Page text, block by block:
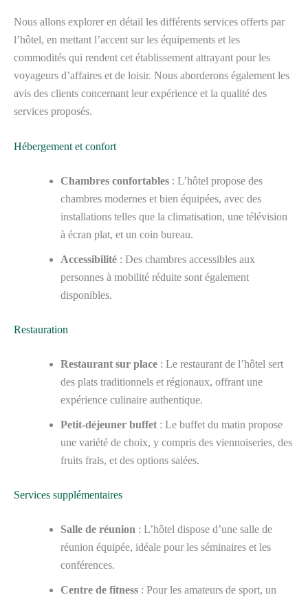
Nous allons explorer en détail les différents services offerts par
l’hôtel, en mettant l’accent sur les équipements et les
commodités qui rendent cet établissement attrayant pour les
voyageurs d’affaires et de loisir. Nous aborderons également les
avis des clients concernant leur expérience et la qualité des
services proposés.
Hébergement et confort
Chambres confortables : L’hôtel propose des
chambres modernes et bien équipées, avec des
installations telles que la climatisation, une télévision
à écran plat, et un coin bureau.
Accessibilité : Des chambres accessibles aux
personnes à mobilité réduite sont également
disponibles.
Restauration
Restaurant sur place : Le restaurant de l’hôtel sert
des plats traditionnels et régionaux, offrant une
expérience culinaire authentique.
Petit-déjeuner buffet : Le buffet du matin propose
une variété de choix, y compris des viennoiseries, des
fruits frais, et des options salées.
Services supplémentaires
Salle de réunion : L’hôtel dispose d’une salle de
réunion équipée, idéale pour les séminaires et les
conférences.
Centre de fitness : Pour les amateurs de sport, un